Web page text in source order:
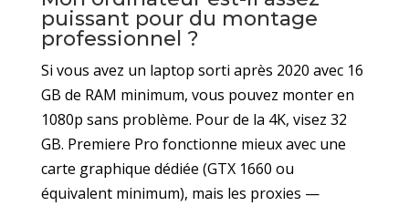
puissant pour du montage
professionnel ?
Si vous avez un laptop sorti après 2020 avec 16
GB de RAM minimum, vous pouvez monter en
1080p sans problème. Pour de la 4K, visez 32
GB. Premiere Pro fonctionne mieux avec une
carte graphique dédiée (GTX 1660 ou
équivalent minimum), mais les proxies —